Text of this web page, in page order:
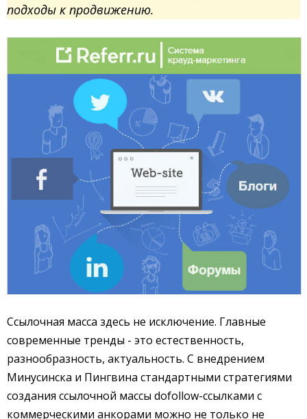
подходы к продвижению.
Ссылочная масса здесь не исключение. Главные
современные тренды - это естественность,
разнообразность, актуальность. С внедрением
Минусинска и Пингвина стандартными стратегиями
создания ссылочной массы dofollow-ссылками с
коммерческими анкорами можно не только не